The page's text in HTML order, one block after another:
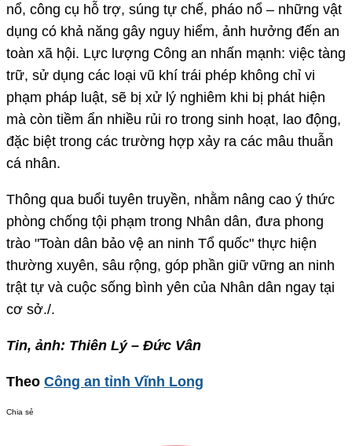
nổ, công cụ hỗ trợ, súng tự chế, pháo nổ – những vật
dụng có khả năng gây nguy hiểm, ảnh hưởng đến an
toàn xã hội. Lực lượng Công an nhấn mạnh: việc tàng
trữ, sử dụng các loại vũ khí trái phép không chỉ vi
phạm pháp luật, sẽ bị xử lý nghiêm khi bị phát hiện
mà còn tiềm ẩn nhiều rủi ro trong sinh hoạt, lao động,
đặc biệt trong các trường hợp xảy ra các mâu thuẫn
cá nhân.
Thông qua buổi tuyên truyền, nhằm nâng cao ý thức
phòng chống tội phạm trong Nhân dân, đưa phong
trào "Toàn dân bảo vệ an ninh Tổ quốc" thực hiện
thường xuyên, sâu rộng, góp phần giữ vững an ninh
trật tự và cuộc sống bình yên của Nhân dân ngay tại
cơ sở./.
Tin, ảnh: Thiên Lý – Đức Vân
Theo Công an tỉnh Vĩnh Long
Chia sẻ